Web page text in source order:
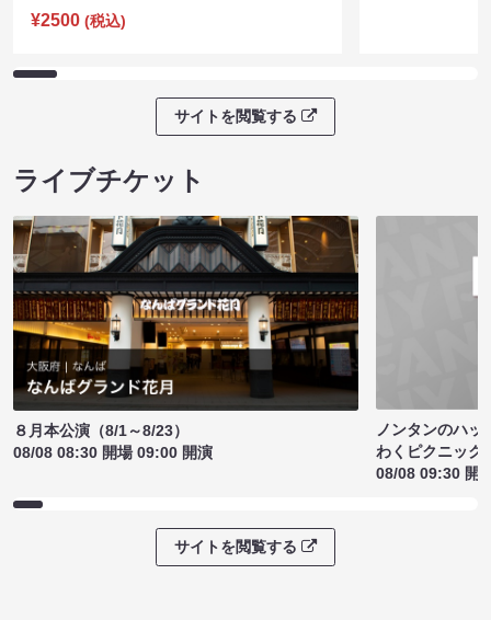
¥2500 (税込)
サイトを閲覧する
ライブチケット
８月本公演（8/1～8/23）
08/08 08:30 開場 09:00 開演
ノンタンのハッ
わくピクニック
08/08 09:30 開
サイトを閲覧する